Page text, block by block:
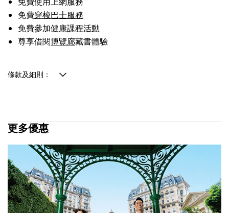
免費穿梭巴士服務
免費參加健康課程活動
尊享借閱博覽廊藏書體驗
條款及細則：
更多優惠